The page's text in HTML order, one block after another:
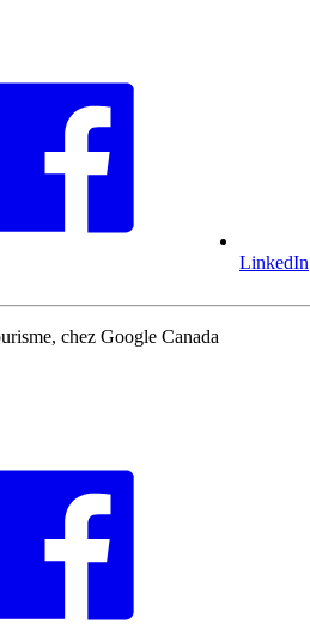
LinkedIn
chez Google Canada